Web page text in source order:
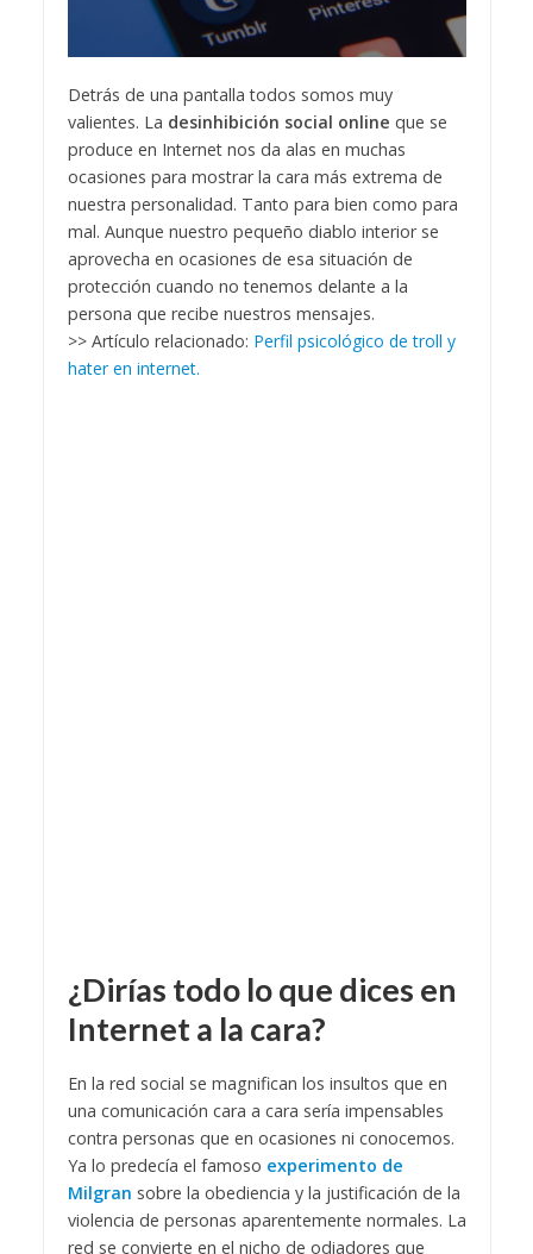
Detrás de una pantalla todos somos muy
valientes. La desinhibición social online que se
produce en Internet nos da alas en muchas
ocasiones para mostrar la cara más extrema de
nuestra personalidad. Tanto para bien como para
mal. Aunque nuestro pequeño diablo interior se
aprovecha en ocasiones de esa situación de
protección cuando no tenemos delante a la
persona que recibe nuestros mensajes.
>> Artículo relacionado: Perfil psicológico de troll y
hater en internet.
¿Dirías todo lo que dices en
Internet a la cara?
En la red social se magnifican los insultos que en
una comunicación cara a cara sería impensables
contra personas que en ocasiones ni conocemos.
Ya lo predecía el famoso experimento de
Milgran sobre la obediencia y la justificación de la
violencia de personas aparentemente normales. La
red se convierte en el nicho de odiadores que